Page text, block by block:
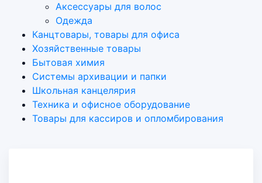
Аксеcсуары для волос
Одежда
Канцтовары, товары для офиса
Хозяйственные товары
Бытовая химия
Системы архивации и папки
Школьная канцелярия
Техника и офисное оборудование
Товары для кассиров и опломбирования